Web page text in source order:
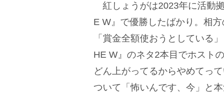
紅しょうがは2023年に活動
E W』で優勝したばかり。相方
「賞金全額使おうとしている
HE W』のネタ2本目でホスト
どん上がってるからやめてっ
ついて「怖いんです、今」と本